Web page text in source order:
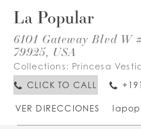
La Popular
6101 Gateway Blvd W
79925, USA
Collections: Princesa
CLICK TO CALL
VER DIRECCIONES